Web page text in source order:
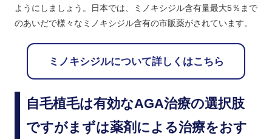
ようにしましょう。日本では、ミノキシジル含有量最大5％まで
のあいだで様々なミノキシジル含有の市販薬がされています。
ミノキシジルについて詳しくはこちら
自毛植毛は有効なAGA治療の選択肢
ですがまずは薬剤による治療をおす